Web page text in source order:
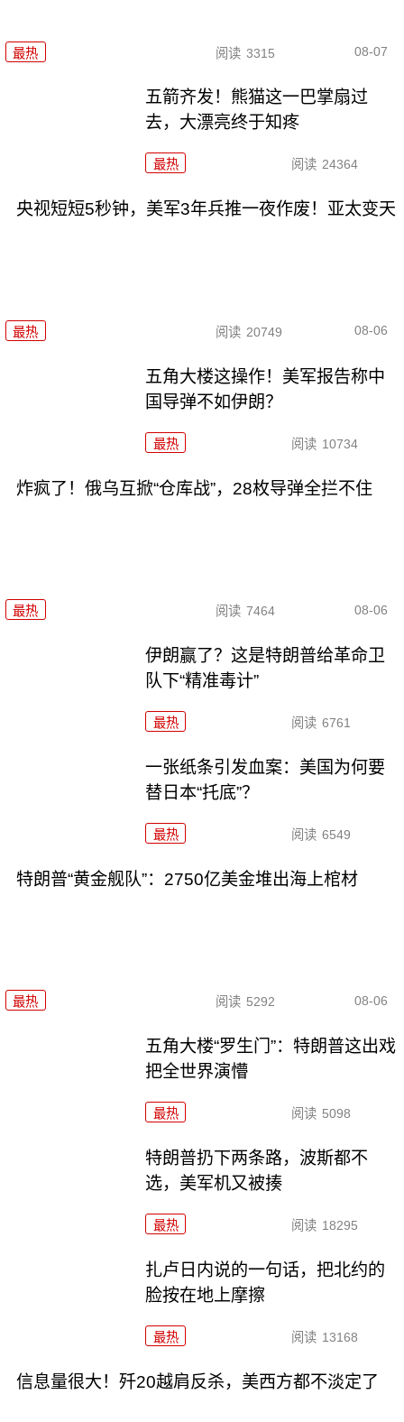
最热 阅读 3315 08-07
五箭齐发！熊猫这一巴掌扇过
去，大漂亮终于知疼
最热 阅读 24364
央视短短5秒钟，美军3年兵推一夜作废！亚太变天
最热 阅读 20749 08-06
五角大楼这操作！美军报告称中
国导弹不如伊朗？
最热 阅读 10734
炸疯了！俄乌互掀“仓库战”，28枚导弹全拦不住
最热 阅读 7464 08-06
伊朗赢了？这是特朗普给革命卫
队下“精准毒计”
最热 阅读 6761
一张纸条引发血案：美国为何要
替日本“托底”？
最热 阅读 6549
特朗普“黄金舰队”：2750亿美金堆出海上棺材
最热 阅读 5292 08-06
五角大楼“罗生门”：特朗普这出戏
把全世界演懵
最热 阅读 5098
特朗普扔下两条路，波斯都不
选，美军机又被揍
最热 阅读 18295
扎卢日内说的一句话，把北约的
脸按在地上摩擦
最热 阅读 13168
信息量很大！歼20越肩反杀，美西方都不淡定了